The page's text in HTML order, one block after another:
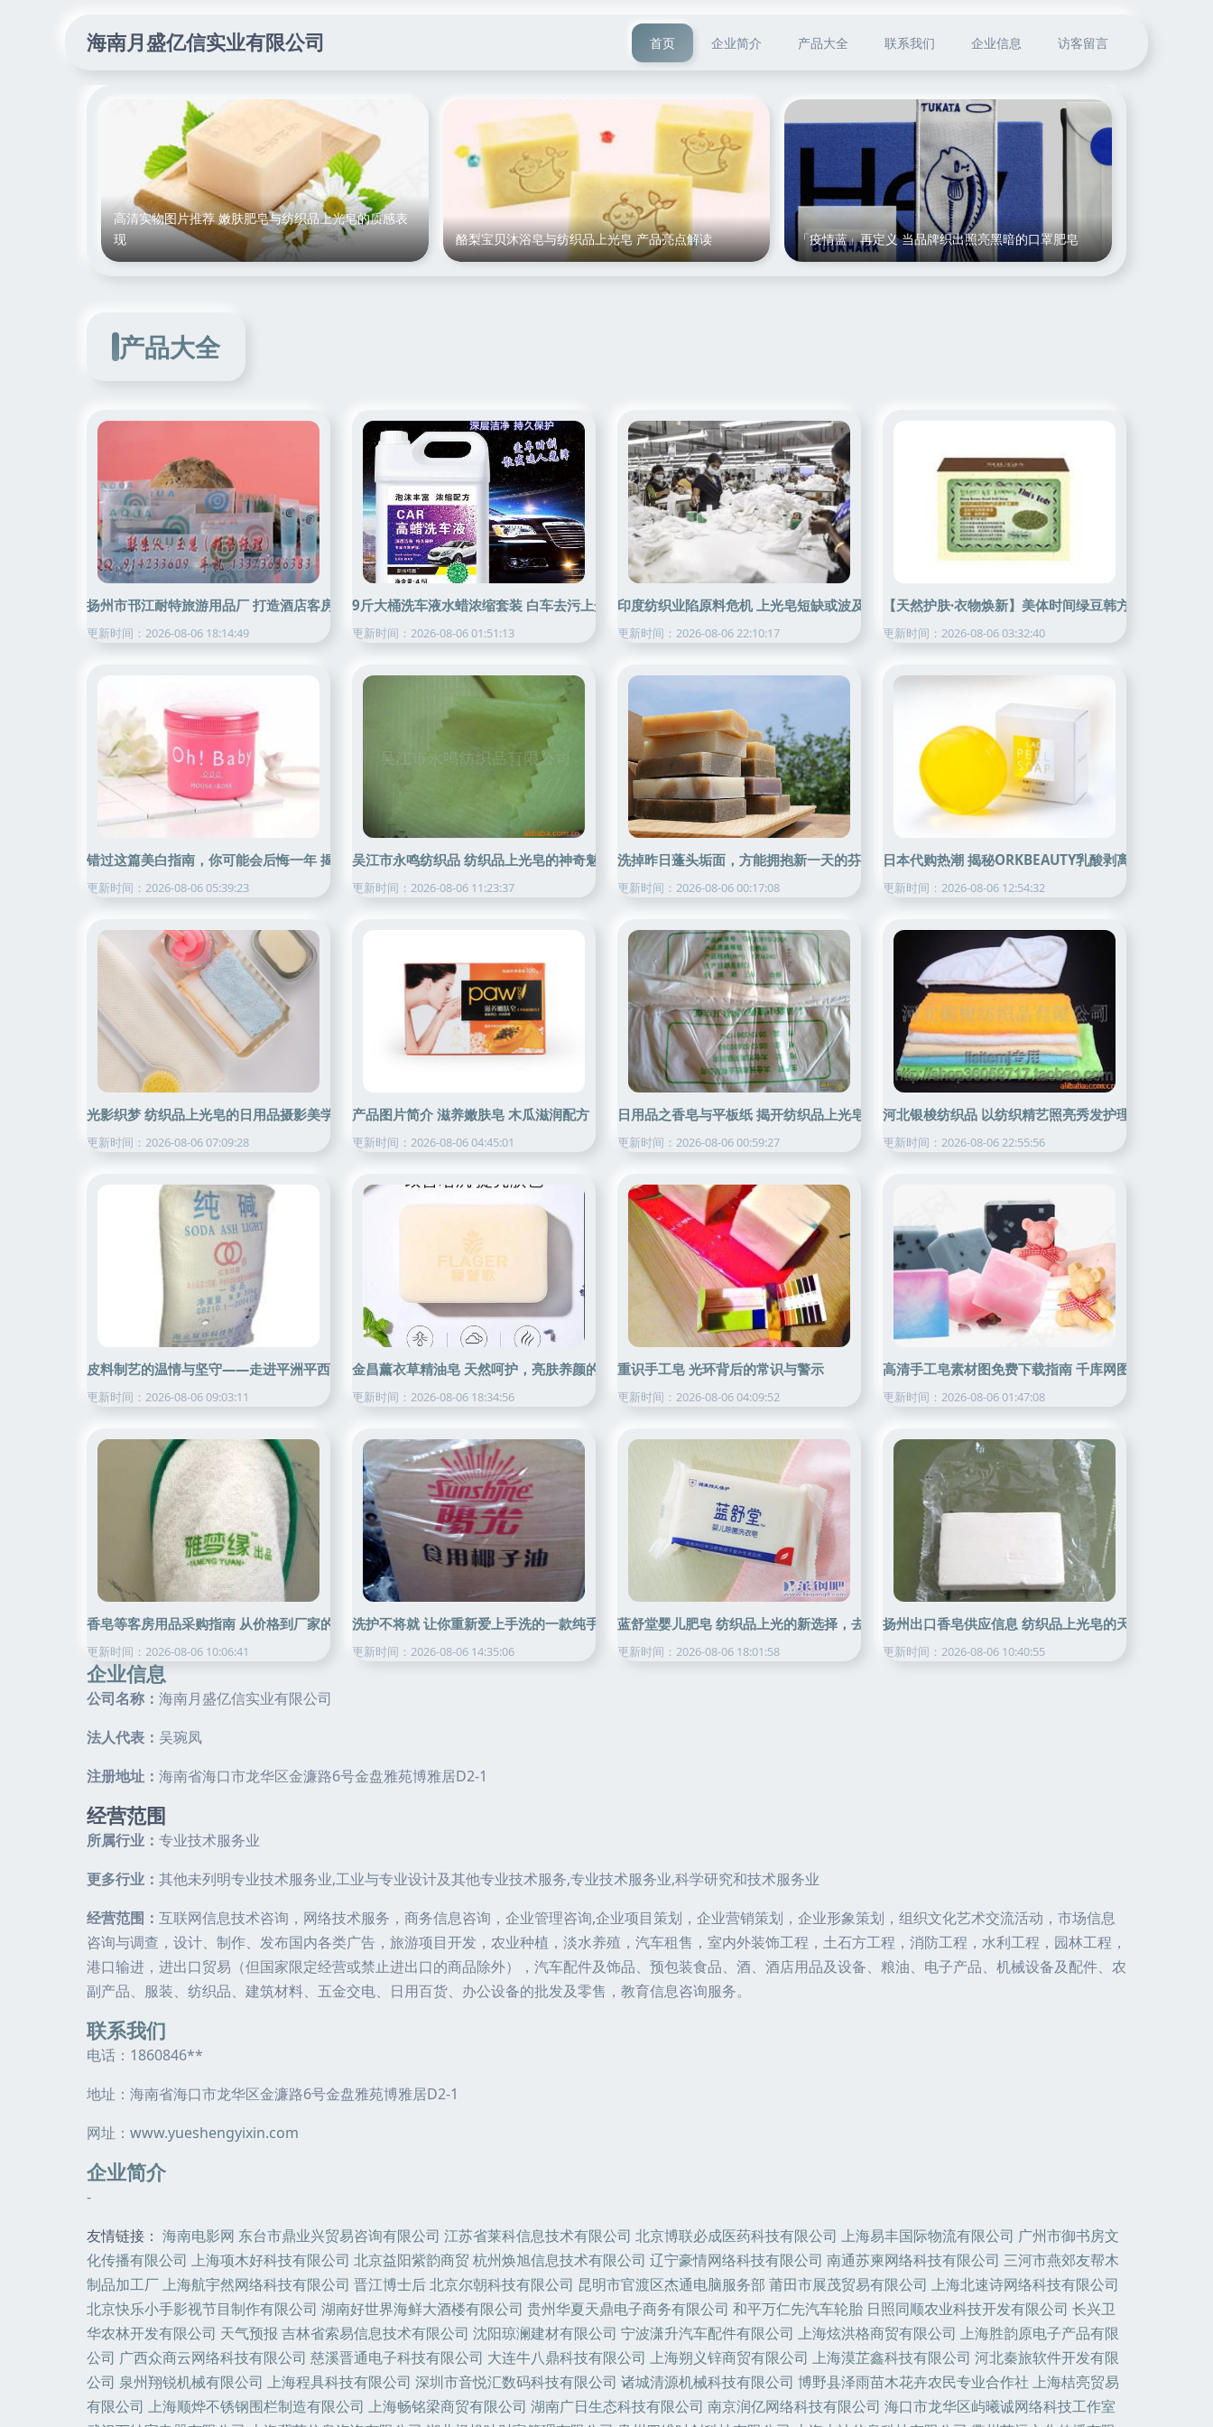
海南月盛亿信实业有限公司 首页 企业简介 产品大全 联系我们 企业信息 访客留言
高清实物图片推荐 嫩肤肥皂与纺织品上光皂的质感表
现
酪梨宝贝沐浴皂与纺织品上光皂 产品亮点解读 「疫情蓝」再定义 当品牌织出照亮黑暗的口罩肥皂
产品大全
扬州市邗江耐特旅游用品厂 打造酒店客房用品的品质之选
更新时间：2026-08-06 18:14:49
9斤大桶洗车液水蜡浓缩套装 白车去污上光一桶搞定，还有隐藏技能？
更新时间：2026-08-06 01:51:13
印度纺织业陷原料危机 上光皂短缺或波及数十万工人生计
更新时间：2026-08-06 22:10:17
【天然护肤·衣物焕新】美体时间绿豆韩方去泥手工香
更新时间：2026-08-06 03:32:40
错过这篇美白指南，你可能会后悔一年 揭秘纺织品上光皂的神奇功效
更新时间：2026-08-06 05:39:23
吴江市永鸣纺织品 纺织品上光皂的神奇魅力与应用解析
更新时间：2026-08-06 11:23:37
洗掉昨日蓬头垢面，方能拥抱新一天的芬芳——以纺织品上光皂献给每位重启日子的人
更新时间：2026-08-06 00:17:08
日本代购热潮 揭秘ORKBEAUTY乳酸剥离肥皂的清洁
更新时间：2026-08-06 12:54:32
光影织梦 纺织品上光皂的日用品摄影美学
更新时间：2026-08-06 07:09:28
产品图片简介 滋养嫩肤皂 木瓜滋润配方
更新时间：2026-08-06 04:45:01
日用品之香皂与平板纸 揭开纺织品上光皂的奥秘
更新时间：2026-08-06 00:59:27
河北银梭纺织品 以纺织精艺照亮秀发护理新篇——头
更新时间：2026-08-06 22:55:56
皮料制艺的温情与坚守——走进平洲平西贻林皮料店
更新时间：2026-08-06 09:03:11
金昌薰衣草精油皂 天然呵护，亮肤养颜的双重馈赠
更新时间：2026-08-06 18:34:56
重识手工皂 光环背后的常识与警示
更新时间：2026-08-06 04:09:52
高清手工皂素材图免费下载指南 千库网图片编号
更新时间：2026-08-06 01:47:08
香皂等客房用品采购指南 从价格到厂家的全面解析
更新时间：2026-08-06 10:06:41
洗护不将就 让你重新爱上手洗的一款纯手工冷制纺织品上光皂
更新时间：2026-08-06 14:35:06
蓝舒堂婴儿肥皂 纺织品上光的新选择，去污除菌更省心
更新时间：2026-08-06 18:01:58
扬州出口香皂供应信息 纺织品上光皂的天下
更新时间：2026-08-06 10:40:55
企业信息
公司名称： 海南月盛亿信实业有限公司
法人代表： 吴琬凤
注册地址： 海南省海口市龙华区金濂路6号金盘雅苑博雅居D2-1
经营范围
所属行业： 专业技术服务业
更多行业： 其他未列明专业技术服务业,工业与专业设计及其他专业技术服务,专业技术服务业,科学研究和技术服务业
经营范围： 互联网信息技术咨询，网络技术服务，商务信息咨询，企业管理咨询,企业项目策划，企业营销策划，企业形象策划，组织文化艺术交流活动，市场信息
咨询与调查，设计、制作、发布国内各类广告，旅游项目开发，农业种植，淡水养殖，汽车租售，室内外装饰工程，土石方工程，消防工程，水利工程，园林工程，
港口输进，进出口贸易（但国家限定经营或禁止进出口的商品除外），汽车配件及饰品、预包装食品、酒、酒店用品及设备、粮油、电子产品、机械设备及配件、农
副产品、服装、纺织品、建筑材料、五金交电、日用百货、办公设备的批发及零售，教育信息咨询服务。
联系我们
电话：1860846**
地址：海南省海口市龙华区金濂路6号金盘雅苑博雅居D2-1
网址： www.yueshengyixin.com
企业简介
-
友情链接： 海南电影网 东台市鼎业兴贸易咨询有限公司 江苏省莱科信息技术有限公司 北京博联必成医药科技有限公司 上海易丰国际物流有限公司 广州市御书房文
化传播有限公司 上海项木好科技有限公司 北京益阳紫韵商贸 杭州焕旭信息技术有限公司 辽宁豪情网络科技有限公司 南通苏柬网络科技有限公司 三河市燕郊友帮木
制品加工厂上海航宇然网络科技有限公司 晋江博士后北京尔朝科技有限公司 昆明市官渡区杰通电脑服务部 莆田市展茂贸易有限公司 上海北速诗网络科技有限公司
北京快乐小手影视节目制作有限公司 湖南好世界海鲜大酒楼有限公司 贵州华夏天鼎电子商务有限公司 和平万仁先汽车轮胎 日照同顺农业科技开发有限公司 长兴卫
华农林开发有限公司 天气预报 吉林省索易信息技术有限公司 沈阳琼澜建材有限公司 宁波潇升汽车配件有限公司 上海炫洪格商贸有限公司 上海胜韵原电子产品有限
公司 广西众商云网络科技有限公司 慈溪晋通电子科技有限公司 大连牛八鼎科技有限公司 上海朔义锌商贸有限公司 上海漠芷鑫科技有限公司 河北秦旅软件开发有限
公司 泉州翔锐机械有限公司 上海程具科技有限公司 深圳市音悦汇数码科技有限公司 诸城清源机械科技有限公司 博野县泽雨苗木花卉农民专业合作社 上海桔亮贸易
有限公司 上海顺烨不锈钢围栏制造有限公司 上海畅铭梁商贸有限公司 湖南广日生态科技有限公司 南京润亿网络科技有限公司 海口市龙华区屿曦诚网络科技工作室